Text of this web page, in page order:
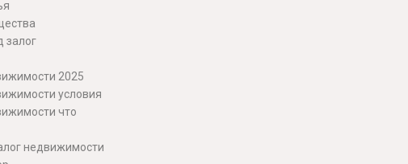
залог
2025
условия
что
недвижимости